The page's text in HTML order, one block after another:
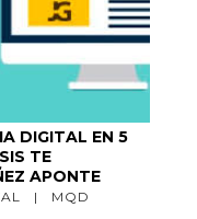
DIGITAL EN 5
TE
APONTE
   |
MQD